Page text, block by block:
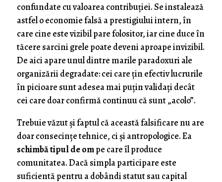
confundate cu valoarea contribuției. Se instalează
astfel o economie falsă a prestigiului intern, în
care cine este vizibil pare folositor, iar cine duce în
tăcere sarcini grele poate deveni aproape invizibil.
De aici apare unul dintre marile paradoxuri ale
organizării degradate: cei care țin efectiv lucrurile
în picioare sunt adesea mai puțin validați decât
cei care doar confirmă continuu că sunt „acolo”.
Trebuie văzut și faptul că această falsificare nu are
doar consecințe tehnice, ci și antropologice. Ea
schimbă tipul de ompe care îl produce
comunitatea. Dacă simpla participare este
suficientă pentru a dobândi statut sau capital